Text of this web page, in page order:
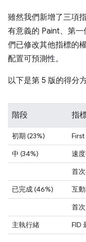
雖然我們新增了三項
有意義的 Paint、第
們已修改其他指標的
配置可預測性。
以下是第 5 版的得分
階段 指
初期 (23%)
中 (34%)
速
首
已完成 (46%)
互
首
主執行緒
FID